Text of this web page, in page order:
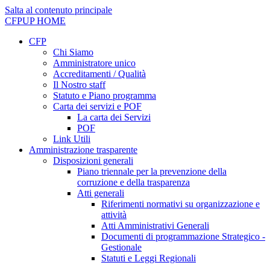
Salta al contenuto principale
CFPUPHOME
CFP
Chi Siamo
Amministratore unico
Accreditamenti / Qualità
Il Nostro staff
Statuto e Piano programma
Carta dei servizi e POF
La carta dei Servizi
POF
Link Utili
Amministrazione trasparente
Disposizioni generali
Piano triennale per la prevenzione della
corruzione e della trasparenza
Atti generali
Riferimenti normativi su organizzazione e
attività
Atti Amministrativi Generali
Documenti di programmazione Strategico -
Gestionale
Statuti e Leggi Regionali